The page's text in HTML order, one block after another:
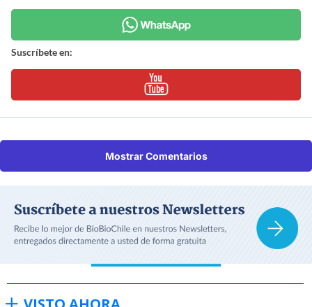
Suscríbete en:
Mostrar Comentarios